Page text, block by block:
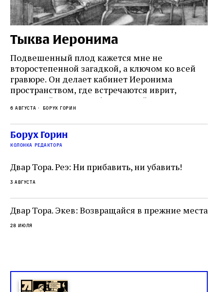
Тыква Иеронима
Подвешенный плод кажется мне не
второстепенной загадкой, а ключом ко всей
гравюре. Он делает кабинет Иеронима
пространством, где встречаются иврит,
греческий и латынь; буквальный смысл и
церковная традиция; филологическая
точность и понятность; переводчик,
убеждённый в необходимости исправления, и
читатель, воспринимающий исправление как
не просто покровитель переводчиков,
окружённый книгами. Перед нами человек,
одно решение которого вызвало возмущение
целой общины и стало частью многовекового
спора о том, кому принадлежит последнее
слово в переводе Библии
6 августа Борух Горин
Борух Горин
колонка редактора
Двар Тора. Реэ: Ни прибавить, ни убавить!
3 августа
Двар Тора. Экев: Возвращайся в прежние места
28 июля